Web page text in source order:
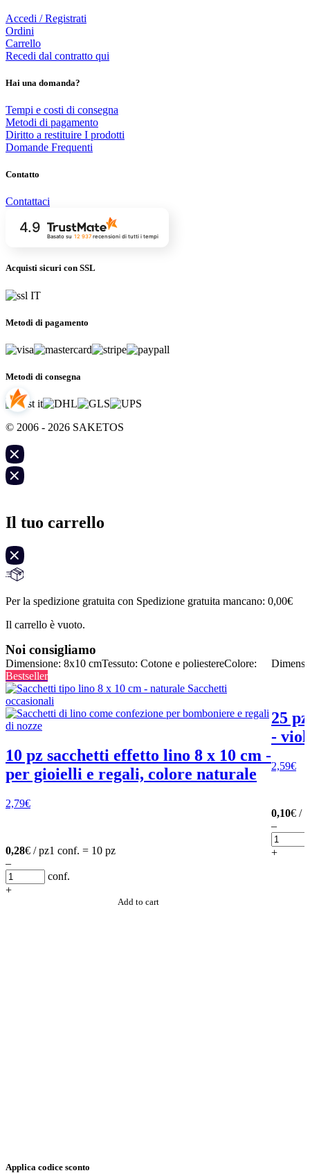
Accedi / Registrati
Ordini
Carrello
Recedi dal contratto qui
Hai una domanda?
Tempi e costi di consegna
Metodi di pagamento
Diritto a restituire I prodotti
Domande Frequenti
Contatto
Contattaci
4.9
Basato su 12 937recensioni di tutti i tempi
Acquisti sicuri con SSL
Metodi di pagamento
Metodi di consegna
© 2006 - 2026 SAKETOS
Il tuo carrello
Per la spedizione gratuita con Spedizione gratuita mancano: 0,00€
Il carrello è vuoto.
Noi consigliamo
Dimensione: 8x10 cmTessuto: Cotone e poliestereColore:
Bestseller
10 pz sacchetti effetto lino 8 x 10 cm -
per gioielli e regali, colore naturale
2,79€
0,28€ / pz1 conf. = 10 pz
–
conf.
+
Add to cart
25
-
2,59€
0,10€ /
–
+
Applica codice sconto